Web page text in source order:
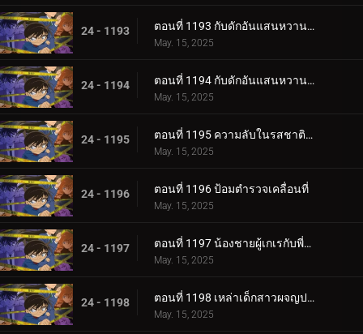
24 - 1193 ตอนที่ 1193 กับดักอันแสนหวานของโอโอกะ โมมิจิ (ตอนแรก)
May. 15, 2025
24 - 1194 ตอนที่ 1194 กับดักอันแสนหวานของโอโอกะ โมมิจิ (ตอนจบ)
May. 15, 2025
24 - 1195 ตอนที่ 1195 ความลับในรสชาติที่เปลี่ยนไปของร้านดัง
May. 15, 2025
24 - 1196 ตอนที่ 1196 ป้อมตำรวจเคลื่อนที่
May. 15, 2025
24 - 1197 ตอนที่ 1197 น้องชายผู้เกเรกับพี่สาวผู้เดือดร้อน
May. 15, 2025
24 - 1198 ตอนที่ 1198 เหล่าเด็กสาวผจญปริศนา 3
May. 15, 2025